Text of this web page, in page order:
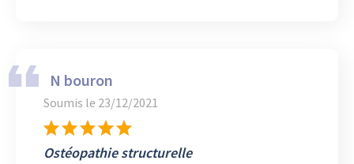
N bouron
Soumis le 23/12/2021
Ostéopathie structurelle